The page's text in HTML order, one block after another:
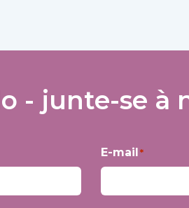
- junte-se à
E-mail*